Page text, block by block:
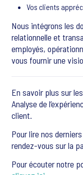
Vos clients
Nous intégrons les
relationnelle et
employés,
vous fournir une
En savoir plus sur
Analyse de
client.
Pour lire nos
rendez-vous sur la
Pour écouter notre